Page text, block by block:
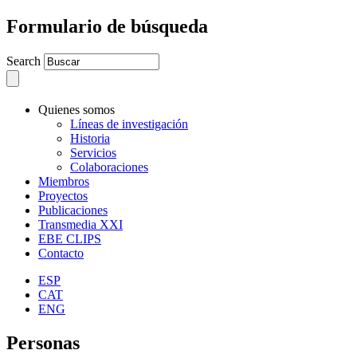
Formulario de búsqueda
Search
Quienes somos
Líneas de investigación
Historia
Servicios
Colaboraciones
Miembros
Proyectos
Publicaciones
Transmedia XXI
EBE CLIPS
Contacto
ESP
CAT
ENG
Personas